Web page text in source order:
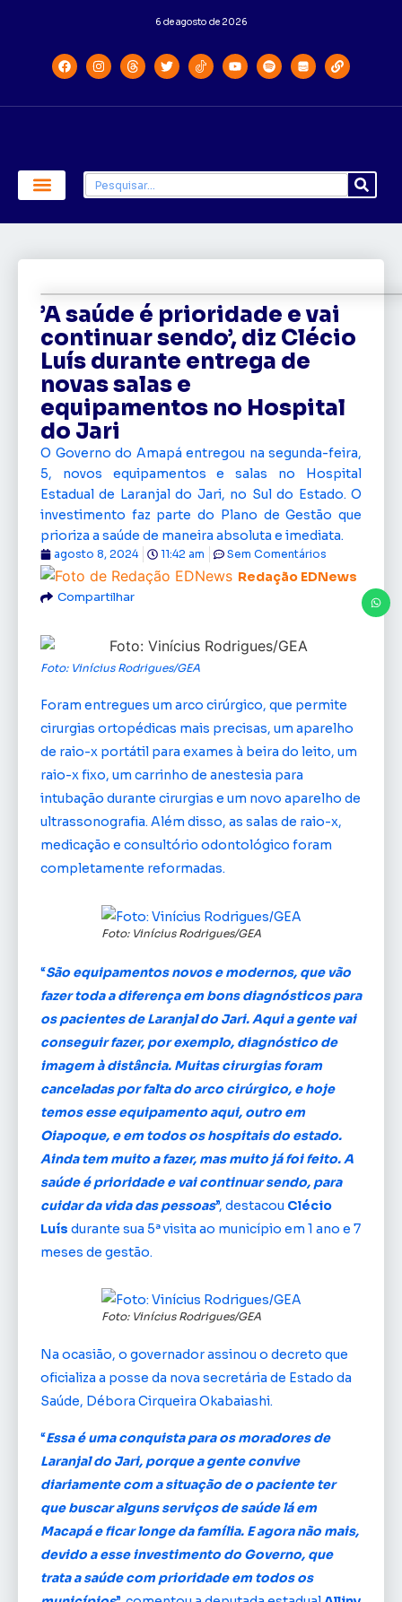
6 de agosto de 2026
’A saúde é prioridade e vai
continuar sendo’, diz Clécio
Luís durante entrega de
novas salas e
equipamentos no Hospital
do Jari
O Governo do Amapá entregou na segunda-feira,
5, novos equipamentos e salas no Hospital
Estadual de Laranjal do Jari, no Sul do Estado. O
investimento faz parte do Plano de Gestão que
prioriza a saúde de maneira absoluta e imediata.
Redação EDNews
agosto 8, 2024 11:42 am Sem Comentários
Compartilhar
Foto: Vinícius Rodrigues/GEA
Foram entregues um arco cirúrgico, que permite
cirurgias ortopédicas mais precisas, um aparelho
de raio-x portátil para exames à beira do leito, um
raio-x fixo, um carrinho de anestesia para
intubação durante cirurgias e um novo aparelho de
ultrassonografia. Além disso, as salas de raio-x,
medicação e consultório odontológico foram
completamente reformadas.
Foto: Vinícius Rodrigues/GEA
“São equipamentos novos e modernos, que vão
fazer toda a diferença em bons diagnósticos para
os pacientes de Laranjal do Jari. Aqui a gente vai
conseguir fazer, por exemplo, diagnóstico de
imagem à distância. Muitas cirurgias foram
canceladas por falta do arco cirúrgico, e hoje
temos esse equipamento aqui, outro em
Oiapoque, e em todos os hospitais do estado.
Ainda tem muito a fazer, mas muito já foi feito. A
saúde é prioridade e vai continuar sendo, para
cuidar da vida das pessoas”, destacou Clécio
Luís durante sua 5ª visita ao município em 1 ano e 7
meses de gestão.
Foto: Vinícius Rodrigues/GEA
Na ocasião, o governador assinou o decreto que
oficializa a posse da nova secretária de Estado da
Saúde, Débora Cirqueira Okabaiashi.
“Essa é uma conquista para os moradores de
Laranjal do Jari, porque a gente convive
diariamente com a situação de o paciente ter
que buscar alguns serviços de saúde lá em
Macapá e ficar longe da família. E agora não mais,
devido a esse investimento do Governo, que
trata a saúde com prioridade em todos os